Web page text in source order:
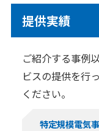
提供実績
ご紹介する事例
ビスの提供を行
ください。
特定規模電気